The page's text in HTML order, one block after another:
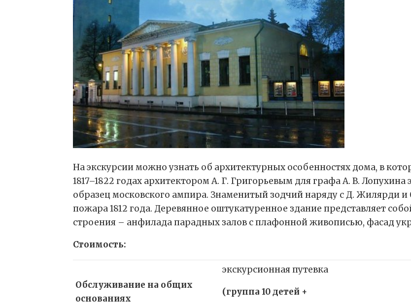
На экскурсии можно узнать об архитектурных особенностях дома, в
1817–1822 годах архитектором А. Г. Григорьевым для графа А. В.
образец московского ампира. Знаменитый зодчий наряду с Д. Жилярди и
пожара 1812 года. Деревянное оштукатуренное здание представляет
строения – анфилада парадных залов с плафонной живописью, фасад
Стоимость:
Обслуживание на общих
основаниях
экскурсионная путевка
(группа 10 детей +